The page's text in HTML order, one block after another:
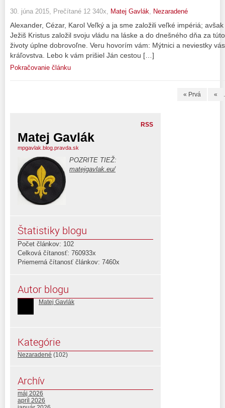
30. júna 2015, Prečítané 12 340x, Matej Gavlák, Nezaradené
Alexander, Cézar, Karol Veľký a ja sme založili veľké impériá;
Ježiš Kristus založil svoju vládu na láske a do dnešného dňa za
životy úplne dobrovoľne. Veru hovorím vám: Mýtnici a neviestky
kráľovstva. Lebo k vám prišiel Ján cestou […]
Pokračovanie článku
« Prvá «
RSS
Matej Gavlák
mpgavlak.blog.pravda.sk
POZRITE TIEŽ:
matejgavlak.eu/
Štatistiky blogu
Počet článkov: 102
Celková čítanosť: 760933x
Priemerná čítanosť článkov: 7460x
Autor blogu
Matej Gavlák
Kategórie
Nezaradené (102)
Archív
máj 2026
apríl 2026